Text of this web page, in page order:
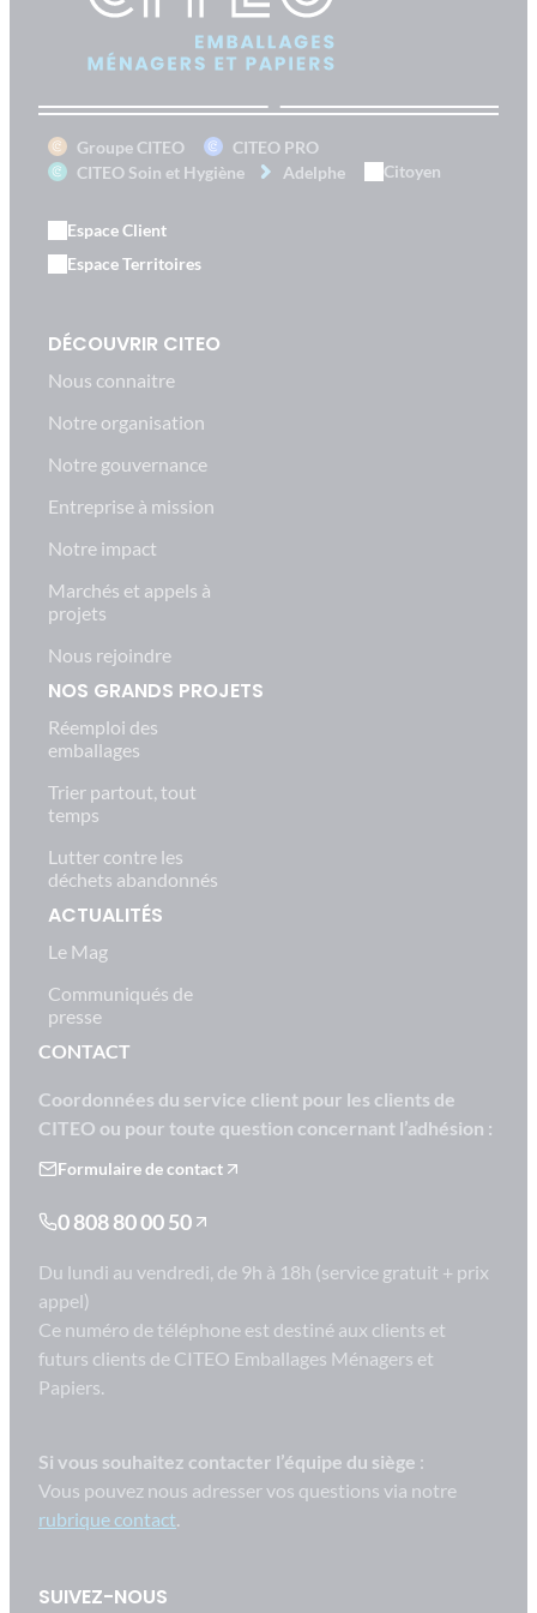
Groupe CITEO
CITEO PRO
CITEO Soin et Hygiène
Adelphe Citoyen
Espace Client
Espace Territoires
DÉCOUVRIR CITEO
Nous connaitre
Notre organisation
Notre gouvernance
Entreprise à mission
Notre impact
Marchés et appels à
projets
Nous rejoindre
NOS GRANDS PROJETS
Réemploi des
emballages
Trier partout, tout
temps
Lutter contre les
déchets abandonnés
ACTUALITÉS
Le Mag
Communiqués de
presse
CONTACT
Coordonnées du service client pour les clients de
CITEO ou pour toute question concernant l’adhésion :
Formulaire de contact
0 808 80 00 50
Du lundi au vendredi, de 9h à 18h (service gratuit + prix
appel)
Ce numéro de téléphone est destiné aux clients et
futurs clients de CITEO Emballages Ménagers et
Papiers.
Si vous souhaitez contacter l’équipe du siège :
Vous pouvez nous adresser vos questions via notre
rubrique contact.
SUIVEZ-NOUS